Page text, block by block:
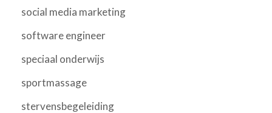
social media marketing
software engineer
speciaal onderwijs
sportmassage
stervensbegeleiding